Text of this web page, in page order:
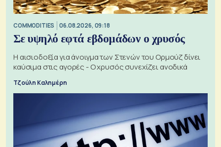
COMMODITIES 06.08.2026, 09:18
Σε υψηλό εφτά εβδομάδων ο χρυσός
Η αισιοδοξία για άνοιγμα των Στενών του Ορμούζ δίνει
καύσιμα στις αγορές - Ο χρυσός συνεχίζει ανοδικά
Τζούλη Καλημέρη